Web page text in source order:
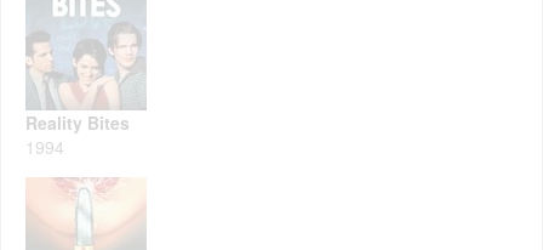
Reality Bites
1994